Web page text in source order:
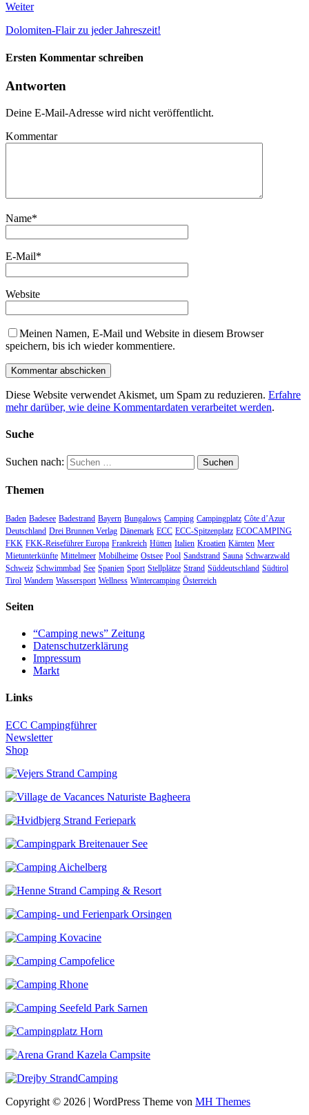
Weiter
Dolomiten-Flair zu jeder Jahreszeit!
Ersten Kommentar schreiben
Antworten
Deine E-Mail-Adresse wird nicht veröffentlicht.
Kommentar
Name*
E-Mail*
Website
Meinen Namen, E-Mail und Website in diesem Browser
speichern, bis ich wieder kommentiere.
Diese Website verwendet Akismet, um Spam zu reduzieren. Erfahre
mehr darüber, wie deine Kommentardaten verarbeitet werden.
Suche
Suchen nach:
Themen
Baden Badesee Badestrand Bayern Bungalows Camping Campingplatz Côte d’Azur
Deutschland Drei Brunnen Verlag Dänemark ECC ECC-Spitzenplatz ECOCAMPING
FKK FKK-Reiseführer Europa Frankreich Hütten Italien Kroatien Kärnten Meer
Mietunterkünfte Mittelmeer Mobilheime Ostsee Pool Sandstrand Sauna Schwarzwald
Schweiz Schwimmbad See Spanien Sport Stellplätze Strand Süddeutschland Südtirol
Tirol Wandern Wassersport Wellness Wintercamping Österreich
Seiten
“Camping news” Zeitung
Datenschutzerklärung
Impressum
Markt
Links
ECC Campingführer
Newsletter
Shop
Copyright © 2026 | WordPress Theme von MH Themes